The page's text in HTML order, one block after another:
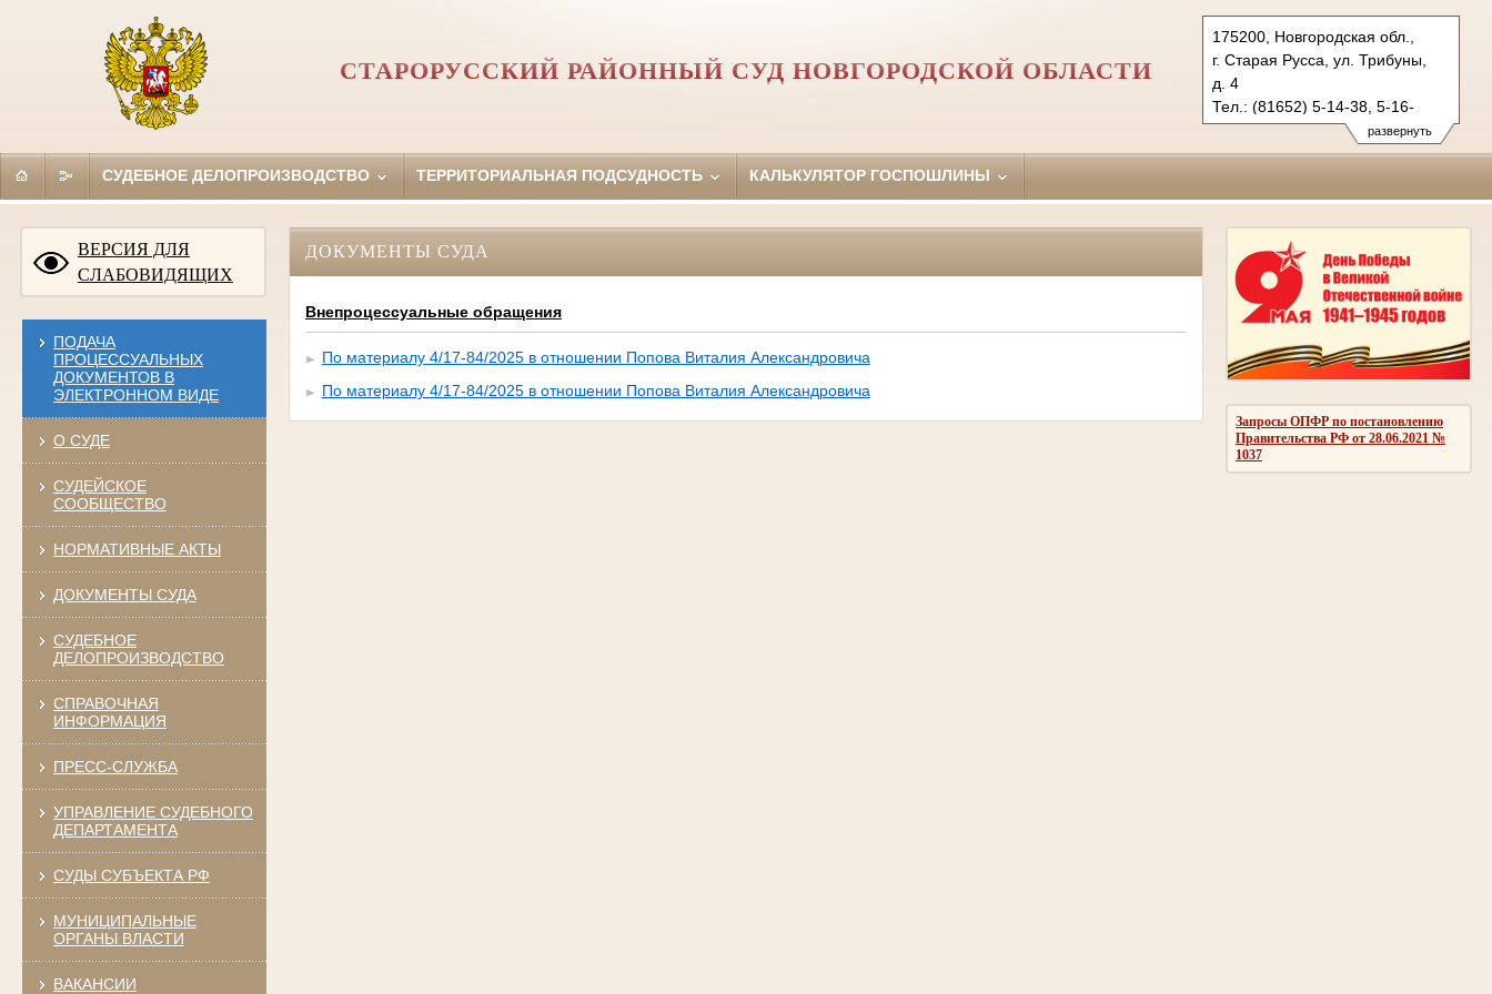
развернуть
175200, Новгородская обл.,
г. Старая Русса, ул. Трибуны,
д. 4
Тел.: (81652) 5-14-38, 5-16-
91 (ф.)
starorussky.nvg@sudrf.ru
СТАРОРУССКИЙ РАЙОННЫЙ СУД НОВГОРОДСКОЙ ОБЛАСТИ
СУДЕБНОЕ ДЕЛОПРОИЗВОДСТВО ТЕРРИТОРИАЛЬНАЯ ПОДСУДНОСТЬ КАЛЬКУЛЯТОР ГОСПОШЛИНЫ
ВЕРСИЯ ДЛЯ
СЛАБОВИДЯЩИХ
ПОДАЧА
ПРОЦЕССУАЛЬНЫХ
ДОКУМЕНТОВ В
ЭЛЕКТРОННОМ ВИДЕ
О СУДЕ
СУДЕЙСКОЕ
СООБЩЕСТВО
НОРМАТИВНЫЕ АКТЫ
ДОКУМЕНТЫ СУДА
СУДЕБНОЕ
ДЕЛОПРОИЗВОДСТВО
СПРАВОЧНАЯ
ИНФОРМАЦИЯ
ПРЕСС-СЛУЖБА
УПРАВЛЕНИЕ СУДЕБНОГО
ДЕПАРТАМЕНТА
СУДЫ СУБЪЕКТА РФ
МУНИЦИПАЛЬНЫЕ
ОРГАНЫ ВЛАСТИ
ВАКАНСИИ
Запросы ОПФР по постановлению
Правительства РФ от 28.06.2021 №
1037
ДОКУМЕНТЫ СУДА
Внепроцессуальные обращения
По материалу 4/17-84/2025 в отношении Попова Виталия Александровича
По материалу 4/17-84/2025 в отношении Попова Виталия Александровича